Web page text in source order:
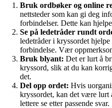
Bruk ordbøker og online
nettsteder som kan gi deg
forbindelser. Dette kan
Se på ledetråder rundt
ledetråder i kryssordet
forbindelse. Vær
Bruk blyant: Det er lurt å
kryssord, slik at du kan
det.
Del opp ordet: Hvis
kryssordet, kan det være lurt
lettere se etter passende svar.